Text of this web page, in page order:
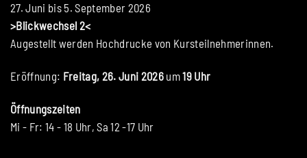
27. Juni bis 5. September 2026
>Blickwechsel 2<
Augestellt werden Hochdrucke von Kursteilnehmerinnen.
Eröffnung: Freitag, 26. Juni 2026 um19 Uhr
Öffnungszeiten
Mi - Fr: 14 - 18 Uhr, Sa 12 -17 Uhr